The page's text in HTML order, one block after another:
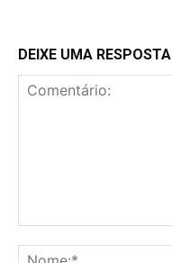
DEIXE UMA RESPOSTA